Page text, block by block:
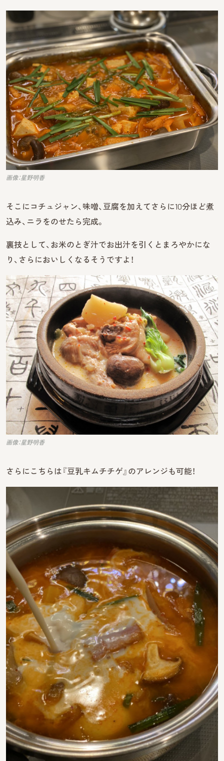
画像：星野明香
そこにコチュジャン、味噌、豆腐を加えてさらに10分ほど煮
込み、ニラをのせたら完成。
裏技として、お米のとぎ汁でお出汁を引くとまろやかにな
り、さらにおいしくなるそうですよ！
画像：星野明香
さらにこちらは『豆乳キムチチゲ』のアレンジも可能！